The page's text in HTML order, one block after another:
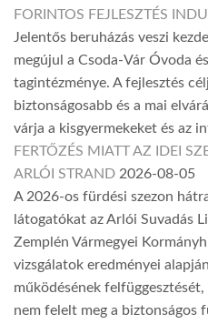
FORINTOS FEJLESZTÉS
Jelentős beruházás veszi
megújul a Csoda-Vár Óvoda
tagintézménye. A fejlesztés
biztonságosabb és a mai
várja a kisgyermekeket és az
FERTŐZÉS MIATT AZ IDEI
ARLÓI STRAND 2026-08-05
A 2026-os fürdési szezon
látogatókat az Arlói Suvadás
Zemplén Vármegyei
vizsgálatok eredményei
működésének
nem felelt meg a biztonságos